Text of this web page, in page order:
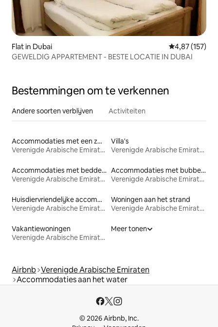
Flat in Dubai Gemiddelde
4,87 (157)
GEWELDIG APPARTEMENT - BESTE LOCATIE IN DUBAI
Bestemmingen om te verkennen
Andere soorten verblijven Activiteiten
Accommodaties met een zwembad
Verenigde Arabische Emiraten
Villa's
Verenigde Arabische Emiraten
Accommodaties met bedden op toegankelijke hoogte
Verenigde Arabische Emiraten
Accommodaties met bubbelbad
Verenigde Arabische Emiraten
Huisdiervriendelijke accommodaties
Verenigde Arabische Emiraten
Woningen aan het strand
Verenigde Arabische Emiraten
Vakantiewoningen
Verenigde Arabische Emiraten
Meer tonen
Airbnb Verenigde Arabische Emiraten
Accommodaties aan het water
© 2026 Airbnb, Inc.